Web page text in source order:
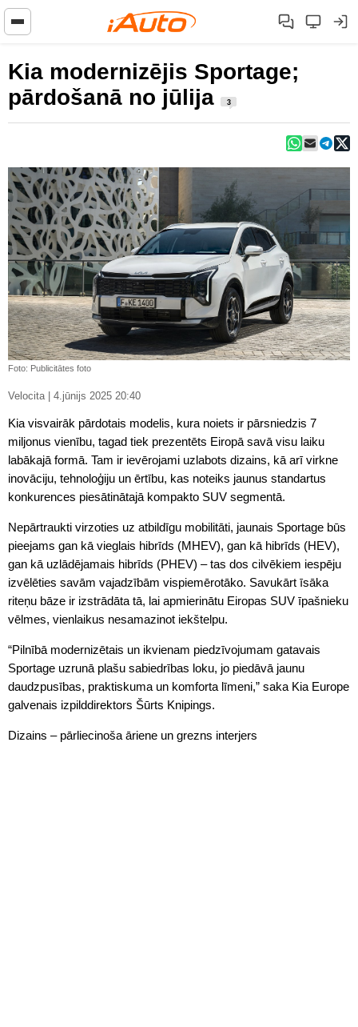
Kia modernizējis Sportage;
pārdošanā no jūlija
3
Foto: Publicitātes foto
Velocita | 4.jūnijs 2025 20:40
Kia visvairāk pārdotais modelis, kura noiets ir pārsniedzis 7
miljonus vienību, tagad tiek prezentēts Eiropā savā visu laiku
labākajā formā. Tam ir ievērojami uzlabots dizains, kā arī virkne
inovāciju, tehnoloģiju un ērtību, kas noteiks jaunus standartus
konkurences piesātinātajā kompakto SUV segmentā.
Nepārtraukti virzoties uz atbildīgu mobilitāti, jaunais Sportage būs
pieejams gan kā vieglais hibrīds (MHEV), gan kā hibrīds (HEV),
gan kā uzlādējamais hibrīds (PHEV) – tas dos cilvēkiem iespēju
izvēlēties savām vajadzībām vispiemērotāko. Savukārt īsāka
riteņu bāze ir izstrādāta tā, lai apmierinātu Eiropas SUV īpašnieku
vēlmes, vienlaikus nesamazinot iekštelpu.
“Pilnībā modernizētais un ikvienam piedzīvojumam gatavais
Sportage uzrunā plašu sabiedrības loku, jo piedāvā jaunu
daudzpusības, praktiskuma un komforta līmeni,” saka Kia Europe
galvenais izpilddirektors Šūrts Knipings.
Dizains – pārliecinoša āriene un grezns interjers